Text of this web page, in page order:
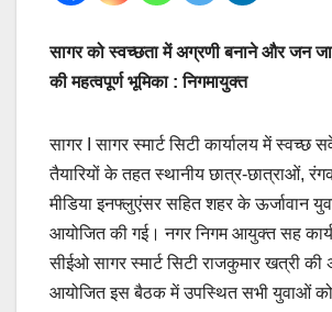
सागर को स्वच्छता में अग्रणी बनाने और जन
की महत्वपूर्ण भूमिका : निगमायुक्त
सागर I सागर स्मार्ट सिटी कार्यालय में स्वच्छ
तैयारियों के तहत स्थानीय छात्र-छात्राओं,
मीडिया इनफ्लुएंसर सहित शहर के ऊर्जावान
आयोजित की गई। नगर निगम आयुक्त सह
सीईओ सागर स्मार्ट सिटी राजकुमार खत्री की
आयोजित इस बैठक में उपस्थित सभी युवाओं को